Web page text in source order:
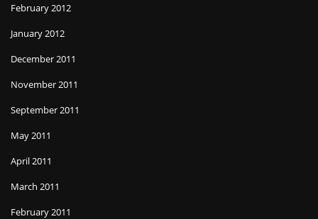
February 2012
January 2012
December 2011
November 2011
September 2011
May 2011
April 2011
March 2011
February 2011